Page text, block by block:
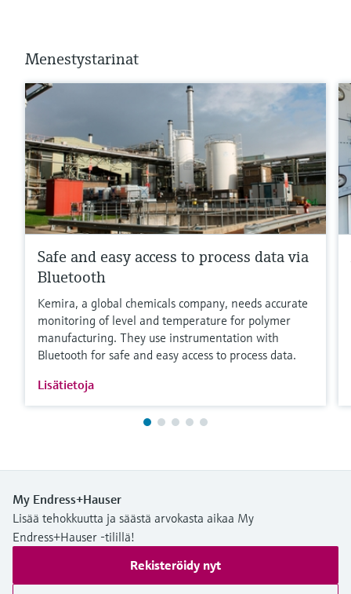
Menestystarinat
Safe and easy access to process data via
Bluetooth
Kemira, a global chemicals company, needs accurate
monitoring of level and temperature for polymer
manufacturing. They use instrumentation with
Bluetooth for safe and easy access to process data.
Lisätietoja
My Endress+Hauser
Lisää tehokkuutta ja säästä arvokasta aikaa My
Endress+Hauser -tilillä!
Rekisteröidy nyt